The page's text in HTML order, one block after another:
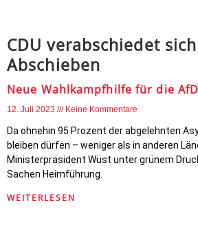
CDU verabschiedet
Abschieben
Neue Wahlkampfhilfe für die AfD
12. Juli 2023 Keine Kommentare
Da ohnehin 95 Prozent der abgelehnten
bleiben dürfen – weniger als in anderen
Ministerpräsident Wüst unter grünem
Sachen Heimführung.
WEITERLESEN